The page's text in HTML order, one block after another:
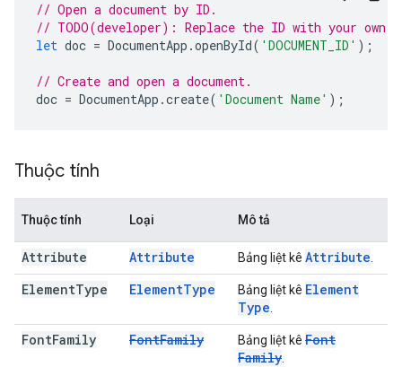
// Open a document by ID.
// TODO(developer): Replace the ID with your own.
let doc = DocumentApp .openById( 'DOCUMENT_ID' );
// Create and open a document.
doc = DocumentApp .create( 'Document Name' );
Thuộc tính
Thuộc tính Loại Mô tả
Attribute Attribute Bảng liệt kê Attribute
ElementType ElementType Bảng liệt kê Element
Type
FontFamily FontFamily Bảng liệt kê Font
Family